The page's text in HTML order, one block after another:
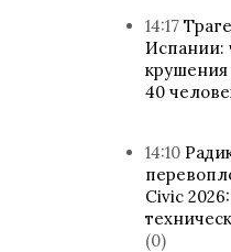
14:17
Испании:
крушения
40
14:10
Civic
(0)